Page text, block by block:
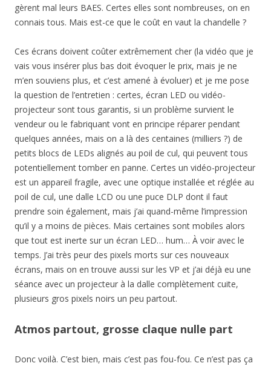
gèrent mal leurs BAES. Certes elles sont nombreuses, on en
connais tous. Mais est-ce que le coût en vaut la chandelle ?
Ces écrans doivent coûter extrêmement cher (la vidéo que je
vais vous insérer plus bas doit évoquer le prix, mais je ne
m’en souviens plus, et c’est amené à évoluer) et je me pose
la question de l’entretien : certes, écran LED ou vidéo-
projecteur sont tous garantis, si un problème survient le
vendeur ou le fabriquant vont en principe réparer pendant
quelques années, mais on a là des centaines (milliers ?) de
petits blocs de LEDs alignés au poil de cul, qui peuvent tous
potentiellement tomber en panne. Certes un vidéo-projecteur
est un appareil fragile, avec une optique installée et réglée au
poil de cul, une dalle LCD ou une puce DLP dont il faut
prendre soin également, mais j’ai quand-même l’impression
qu’il y a moins de pièces. Mais certaines sont mobiles alors
que tout est inerte sur un écran LED… hum… À voir avec le
temps. J’ai très peur des pixels morts sur ces nouveaux
écrans, mais on en trouve aussi sur les VP et j’ai déjà eu une
séance avec un projecteur à la dalle complètement cuite,
plusieurs gros pixels noirs un peu partout.
Atmos partout, grosse claque nulle part
Donc voilà. C’est bien, mais c’est pas fou-fou. Ce n’est pas ça